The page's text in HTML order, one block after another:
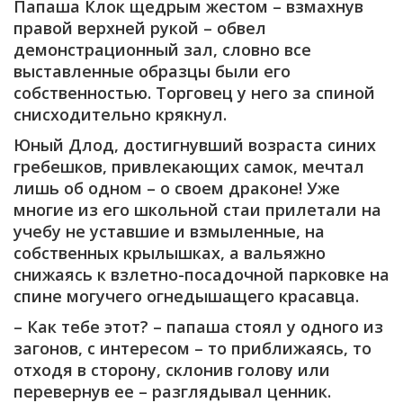
Папаша Клок щедрым жестом – взмахнув
правой верхней рукой – обвел
демонстрационный зал, словно все
выставленные образцы были его
собственностью. Торговец у него за спиной
снисходительно крякнул.
Юный Длод, достигнувший возраста синих
гребешков, привлекающих самок, мечтал
лишь об одном – о своем драконе! Уже
многие из его школьной стаи прилетали на
учебу не уставшие и взмыленные, на
собственных крылышках, а вальяжно
снижаясь к взлетно-посадочной парковке на
спине могучего огнедышащего красавца.
– Как тебе этот? – папаша стоял у одного из
загонов, с интересом – то приближаясь, то
отходя в сторону, склонив голову или
перевернув ее – разглядывал ценник.